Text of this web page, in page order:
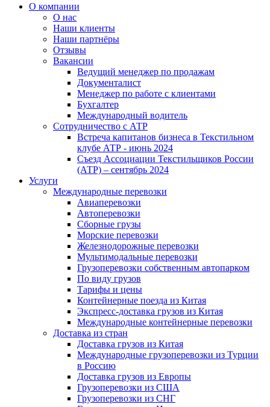
О компании
О нас
Наши клиенты
Наши партнёры
Отзывы
Вакансии
Ведущий менеджер по продажам
Документалист
Менеджер по работе с клиентами
Бухгалтер
Международный водитель
Сотрудничество с АТР
Встреча капитанов бизнеса в Текстильном
клубе АТР - июнь 2024
Съезд Ассоциации Текстильщиков России
(АТР) – сентябрь 2024
Услуги
Международные перевозки
Авиаперевозки
Автоперевозки
Сборные грузы
Морские перевозки
Железнодорожные перевозки
Мультимодальные перевозки
Грузоперевозки собственным автопарком
По виду грузов
Тарифы и цены
Контейнерные поезда из Китая
Экспресс-доставка грузов из Китая
Международные контейнерные перевозки
Доставка из стран
Доставка грузов из Китая
Международные грузоперевозки из Турции
в Россию
Доставка грузов из Европы
Грузоперевозки из США
Грузоперевозки из СНГ